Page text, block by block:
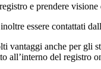
e prendere
essere contattati
vantaggi anche per gli
all’interno del registro